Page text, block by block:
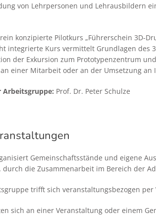
von Lehrpersonen und Lehrausbildern
konzipierte Pilotkurs „Führerschein 3D-
integrierte Kurs vermittelt Grundlagen des
der Exkursion zum Prototypenzentrum
einer Mitarbeit oder an der Umsetzung an
Arbeitsgruppe: Prof. Dr. Peter Schulze
Gemeinschaftsstände und eigene
durch die Zusammenarbeit im Bereich der
trifft sich veranstaltungsbezogen
sich an einer Veranstaltung oder einem